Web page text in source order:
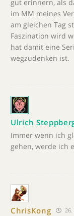
gut erinnern, als
im MM meines
am gleichen Tag
Faszination wird
hat damit eine
wegzudenken ist.
Ulrich
Immer wenn ich
gehen, werde ich
ChrisKong